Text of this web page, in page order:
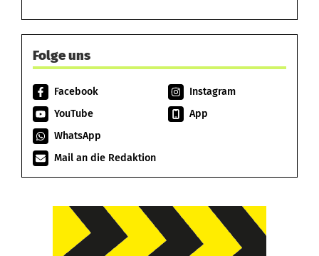
Folge uns
Facebook
Instagram
YouTube
App
WhatsApp
Mail an die Redaktion